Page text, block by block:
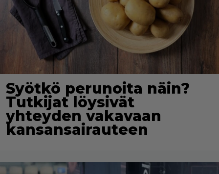
Syötkö perunoita näin?
Tutkijat löysivät
yhteyden vakavaan
kansansairauteen